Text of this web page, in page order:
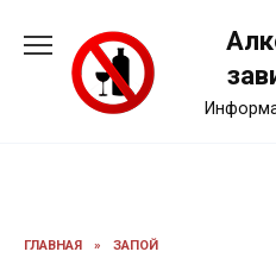
содержанию
ГЛАВНАЯ » ЗАПОЙ